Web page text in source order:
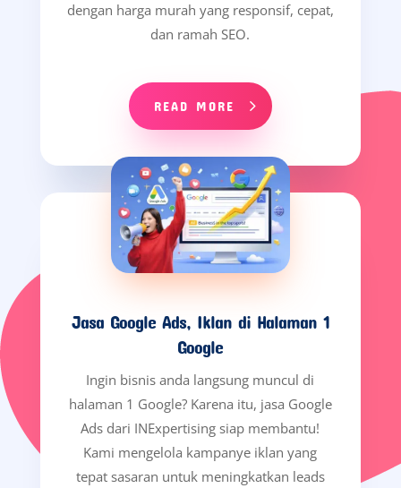
dengan harga murah yang responsif, cepat,
dan ramah SEO.
READ MORE
Jasa Google Ads, Iklan di Halaman 1
Google
Ingin bisnis anda langsung muncul di
halaman 1 Google? Karena itu, jasa Google
Ads dari INExpertising siap membantu!
Kami mengelola kampanye iklan yang
tepat sasaran untuk meningkatkan leads